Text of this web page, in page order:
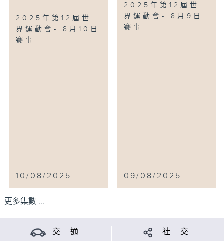
2025年第12屆世
界運動會- 8月10日
賽事
10/08/2025
2025年第12屆世
界運動會- 8月9日
賽事
09/08/2025
更多集數 ...
交 通 社 交